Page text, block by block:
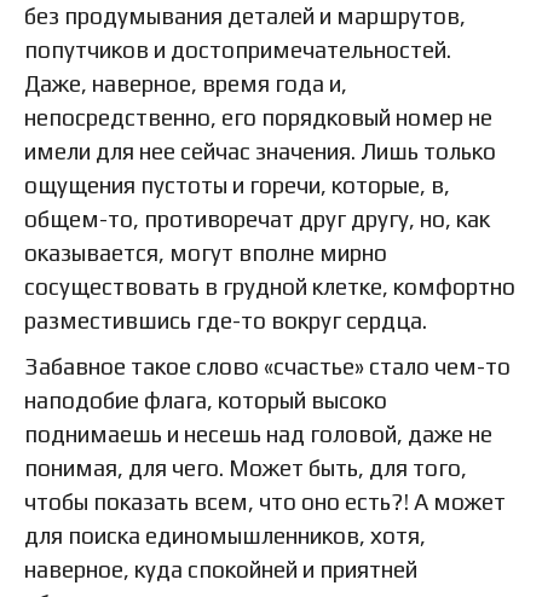
без продумывания деталей и маршрутов,
попутчиков и достопримечательностей.
Даже, наверное, время года и,
непосредственно, его порядковый номер не
имели для нее сейчас значения. Лишь только
ощущения пустоты и горечи, которые, в,
общем-то, противоречат друг другу, но, как
оказывается, могут вполне мирно
сосуществовать в грудной клетке, комфортно
разместившись где-то вокруг сердца.
Забавное такое слово «счастье» стало чем-то
наподобие флага, который высоко
поднимаешь и несешь над головой, даже не
понимая, для чего. Может быть, для того,
чтобы показать всем, что оно есть?! А может
для поиска единомышленников, хотя,
наверное, куда спокойней и приятней